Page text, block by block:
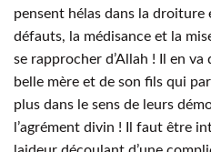
pensent hélas dans la droiture
défauts, la médisance et la
se rapprocher d’Allah ! Il en
belle mère et de son fils qui
plus dans le sens de leurs
l’agrément divin ! Il faut être